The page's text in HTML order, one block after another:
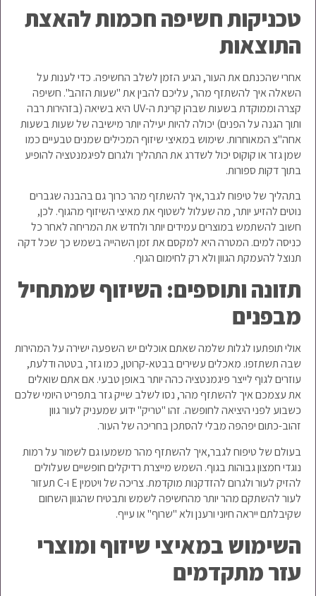
טכניקות חשיפה חכמות להאצת
התוצאות
אחרי שהכנתם את העור, הגיע הזמן לשלב החשיפה. כדי לענות על
השאלה איך להשתזף מהר, עליכם להבין את "שעות הזהב". חשיפה
קצרה וממוקדת בשעות שבהן קרינת ה-UV היא בשיאה (בזהירות רבה
ותוך הגנה על הפנים) יכולה להיות יעילה יותר מישיבה של שעות בשעות
אחה"צ המאוחרות. שימוש במאיצי שיזוף המכילים שמנים טבעיים כמו
שמן גזר או קוקוס יכול לשדרג את התהליך ולגרום לפיגמנטציה להופיע
בתוך דקות ספורות.
בתהליך של טיפוח לגבר,איך להשתזף מהר כרוך גם בהבנה שגברים
נוטים להזיע יותר, מה שעלול לשטוף את מאיצי השיזוף מהגוף. לכן,
חשוב להשתמש במוצרים עמידים יותר ולחדש את המריחה לאחר כל
כניסה למים. המטרה היא למקסם את זמן השהייה בשמש כך שכל דקה
תנוצל להעמקת הגוון ולא רק לחימום הגוף.
תזונה ותוספים: השיזוף שמתחיל
מבפנים
אולי תופתעו לגלות שלמה שאתם אוכלים יש השפעה ישירה על המהירות
שבה תשתזפו. מאכלים עשירים בבטא-קרוטן, כמו גזר, בטטה ודלעת,
עוזרים לגוף לייצר פיגמנטציה כהה יותר באופן טבעי. אם אתם שואלים
את עצמכם איך להשתזף מהר, נסו לשלב שייק גזר בתפריט היומי שלכם
כשבוע לפני היציאה לחופשה. זהו "טריק" ידוע שמעניק לעור גוון
זהוב-כתום יפהפה מבלי להסתכן בחריכה של העור.
בעולם של טיפוח לגבר,איך להשתזף מהר משמעו גם לשמור על רמות
נוגדי חמצון גבוהות בגוף. השמש מייצרת רדיקלים חופשיים שעלולים
להזיק לעור ולגרום להזדקנות מוקדמת. צריכה של ויטמין E ו-C תעזור
לעור להשתקם מהר יותר מהחשיפה לשמש ותבטיח שהגוון השחום
שקיבלתם ייראה חיוני ורענן ולא "שרוף" או עייף.
השימוש במאיצי שיזוף ומוצרי
עזר מתקדמים